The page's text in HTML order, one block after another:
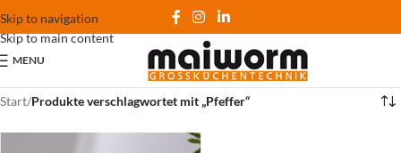
Skip to navigation
Skip to main content
MENU
Start/Produkte verschlagwortet mit „Pfeffer“